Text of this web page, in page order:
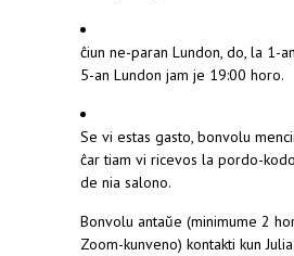
ĉiun ne-paran Lundon, do, la 1-
5-an Lundon jam je 19:00 horo.
Se vi estas gasto, bonvolu
ĉar tiam vi ricevos la pordo-
de nia salono.
Bonvolu antaŭe (minimume 2
Zoom-kunveno) kontakti kun